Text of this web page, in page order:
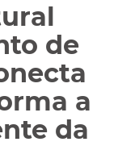
de
a
da